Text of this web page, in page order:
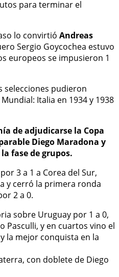
para terminar el
lo convirtió Andreas
Sergio Goycochea estuvo
europeos se impusieron 1
selecciones pudieron
Italia en 1934 y 1938
de adjudicarse la Copa
Diego Maradona y
fase de grupos.
3 a 1 a Corea del Sur,
y cerró la primera ronda
2 a 0.
sobre Uruguay por 1 a 0,
Pasculli, y en cuartos vino el
la mejor conquista en la
con doblete de Diego